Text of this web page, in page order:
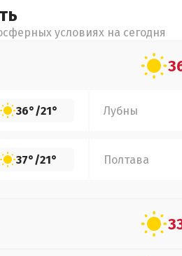
условиях на сегодня
36°/21° Лубны
37°/21° Полтава